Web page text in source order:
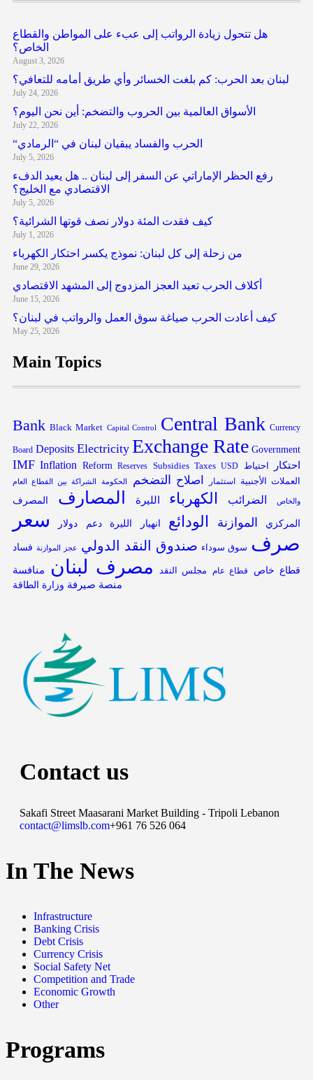
هل تتحول زيادة الرواتب إلى عبء على المواطن والقطاع
الخاص؟
August 3, 2026
لبنان بعد الحرب: كم بلغت الخسائر وأي طريق أمامه للتعافي؟
July 24, 2026
الأسواق العالمية بين الحروب والتضخم: أين نحن اليوم؟
July 22, 2026
“الحرب والفساد يبقيان لبنان في “الرمادي
July 5, 2026
رفع الحظر الإماراتي عن السفر إلى لبنان .. هل يعيد الدفء
الاقتصادي مع الخليج؟
July 5, 2026
كيف فقدت المئة دولار نصف قوتها الشرائية؟
July 1, 2026
من زحلة إلى كل لبنان: نموذج يكسر احتكار الكهرباء
June 29, 2026
أكلاف الحرب تعيد العجز المزدوج إلى المشهد الاقتصادي
June 15, 2026
كيف أعادت الحرب صياغة سوق العمل والرواتب في لبنان؟
May 25, 2026
Main Topics
Bank Black Market Capital Control Central Bank Currency
Board Deposits Electricity Exchange Rate Government
IMF Inflation Reform Reserves Subsidies Taxes USD احتكار
احتياط
العملات الأجنبية
استثمار اصلاح التضخم الحكومة الشراكة بين القطاع العام
والخاص الضرائب الكهرباء الليرة المصارف المصرف
المركزي الموازنة الودائع انهيار الليرة دعم دولار
سعر
صرف سوق سوداء صندوق النقد الدولي عجز الموازنة فساد
قطاع خاص قطاع عام مجلس النقد مصرف لبنان
منافسة
منصة صيرفة وزارة الطاقة
Contact us
Sakafi Street Maasarani Market Building - Tripoli Lebanon
contact@limslb.com+961 76 526 064
In The News
Infrastructure
Banking Crisis
Debt Crisis
Currency Crisis
Social Safety Net
Competition and Trade
Economic Growth
Other
Programs